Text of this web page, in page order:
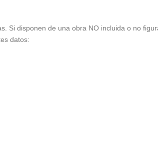
Si disponen de una obra NO incluida o no
datos: